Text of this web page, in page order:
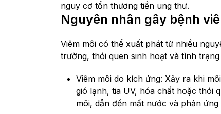
nguy cơ tổn thương tiền ung thư.
Nguyên nhân gây bệnh
Viêm môi có thể xuất phát từ nhiều
trường, thói quen sinh hoạt và tình
Viêm môi do kích ứng: Xảy ra khi
gió lạnh, tia UV, hóa chất hoặc thói
môi, dẫn đến mất nước và phản